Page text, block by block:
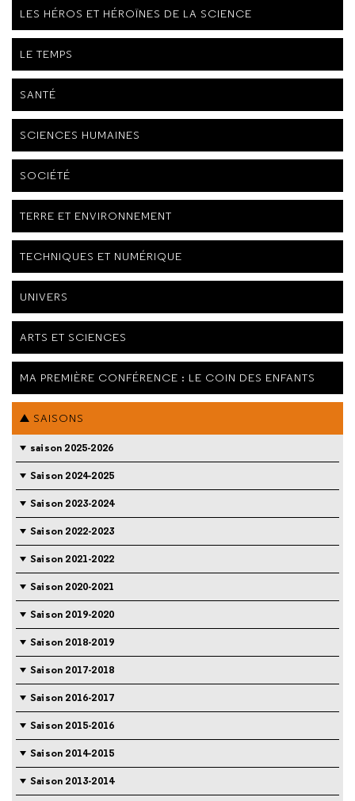
LES HÉROS ET HÉROÏNES DE LA SCIENCE
LE TEMPS
SANTÉ
SCIENCES HUMAINES
SOCIÉTÉ
TERRE ET ENVIRONNEMENT
TECHNIQUES ET NUMÉRIQUE
UNIVERS
ARTS ET SCIENCES
MA PREMIÈRE CONFÉRENCE : LE COIN DES ENFANTS
SAISONS
saison 2025-2026
Saison 2024-2025
Saison 2023-2024
Saison 2022-2023
Saison 2021-2022
Saison 2020-2021
Saison 2019-2020
Saison 2018-2019
Saison 2017-2018
Saison 2016-2017
Saison 2015-2016
Saison 2014-2015
Saison 2013-2014